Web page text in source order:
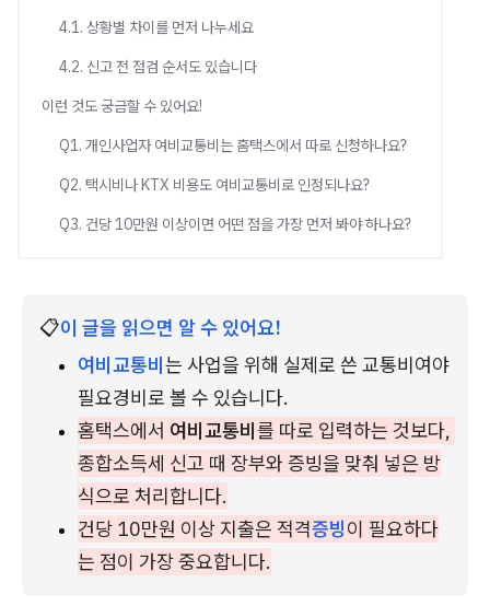
4.1. 상황별 차이를 먼저 나누세요
4.2. 신고 전 점검 순서도 있습니다
이런 것도 궁금할 수 있어요!
Q1. 개인사업자 여비교통비는 홈택스에서 따로 신청하나요?
Q2. 택시비나 KTX 비용도 여비교통비로 인정되나요?
Q3. 건당 10만원 이상이면 어떤 점을 가장 먼저 봐야 하나요?
📋이 글을 읽으면 알 수 있어요!
여비교통비는 사업을 위해 실제로 쓴 교통비여야
필요경비로 볼 수 있습니다.
홈택스에서 여비교통비를 따로 입력하는 것보다,
종합소득세 신고 때 장부와 증빙을 맞춰 넣은 방
식으로 처리합니다.
건당 10만원 이상 지출은 적격증빙이 필요하다
는 점이 가장 중요합니다.